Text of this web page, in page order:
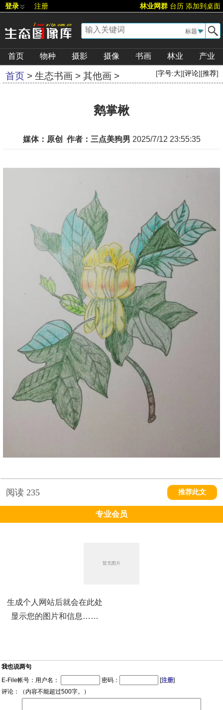
登录 注册 林业网群 台历 添加到桌面
▼
首页 物种 摄影 摄像 书画 林业 产业
首页 > 生态书画 > 其他画 > [字号:大][评论][推荐]
鹅掌楸
媒体：原创 作者：三点美狗男 2025/7/12 23:55:35
阅读 235 推荐此文
专业会员
生成个人网站后就会在此处
显示您的图片和信息……
我也说两句
E-File帐号：用户名：
密码： [注册]
评论：（内容不能超过500字。）